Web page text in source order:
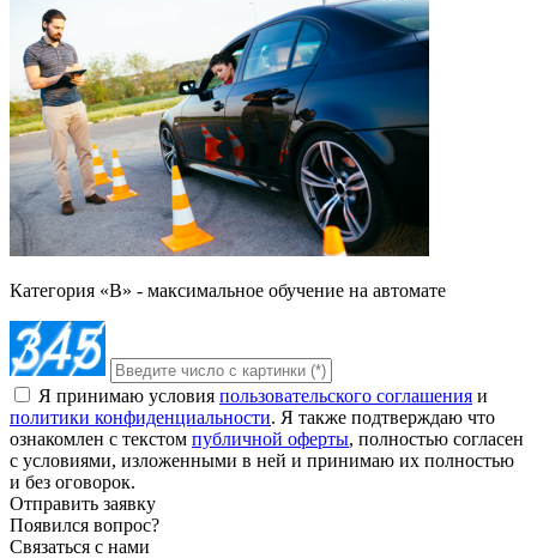
Категория «B» - максимальное обучение на автомате
Я принимаю условия пользовательского соглашения и
политики конфиденциальности. Я также подтверждаю что
ознакомлен с текстом публичной оферты, полностью согласен
с условиями, изложенными в ней и принимаю их полностью
и без оговорок.
Отправить заявку
Появился вопрос?
Связаться с нами